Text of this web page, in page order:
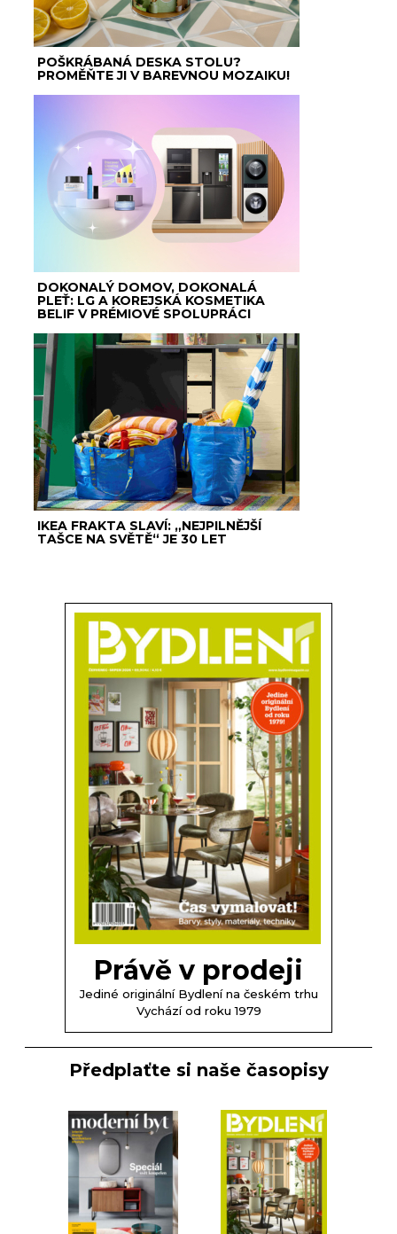
POŠKRÁBANÁ DESKA STOLU?
PROMĚŇTE JI V BAREVNOU MOZAIKU!
DOKONALÝ DOMOV, DOKONALÁ
PLEŤ: LG A KOREJSKÁ KOSMETIKA
BELIF V PRÉMIOVÉ SPOLUPRÁCI
IKEA FRAKTA SLAVÍ: „NEJPILNĚJŠÍ
TAŠCE NA SVĚTĚ“ JE 30 LET
Právě v prodeji
Jediné originální Bydlení na českém trhu
Vychází od roku 1979
Předplaťte si naše časopisy